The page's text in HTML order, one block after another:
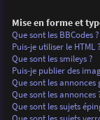
Mise en forme et
Que sont les BBCodes ?
Puis-je utiliser le HTML ?
Que sont les smileys ?
Puis-je publier des
Que sont les annonces
Que sont les annonces
Que sont les sujets